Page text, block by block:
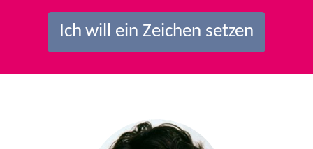
Ich will ein Zeichen setzen